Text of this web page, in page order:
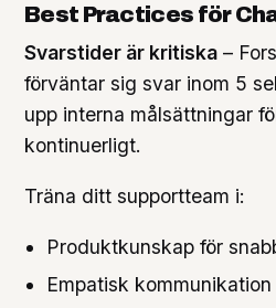
Best Practices för
Svarstider är kritiska –
förväntar sig svar inom 5
upp interna målsättningar
kontinuerligt.
Träna ditt supportteam i:
Produktkunskap för
Empatisk